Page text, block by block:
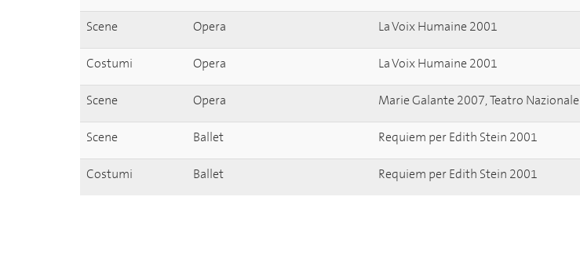
Scene Opera La Voix Humaine 2001
Costumi Opera La Voix Humaine 2001
Scene Opera Marie Galante 2007, Teatro Nazionale
Scene Ballet Requiem per Edith Stein 2001
Costumi Ballet Requiem per Edith Stein 2001